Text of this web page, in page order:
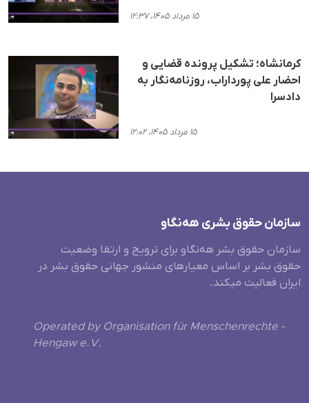
۱۵ مرداد ۱۴۰۵، ۱۲:۳۷
کرمانشاه؛ تشکیل پرونده قضایی و
احضار علی پورداراب، روزنامه‌نگار به
دادسرا
۱۵ مرداد ۱۴۰۵، ۱۲:۰۲
سازمان حقوق بشری هەنگاو
سازمان حقوق بشر هه‌نگاو برای ترویج و ارتقا وضعیت
حقوق بشر بر اساس معیارهای منشور جهانی حقوق بشر در
ایران فعالیت میکند.
Operated by Organisation für Menschenrechte -
Hengaw e.V.